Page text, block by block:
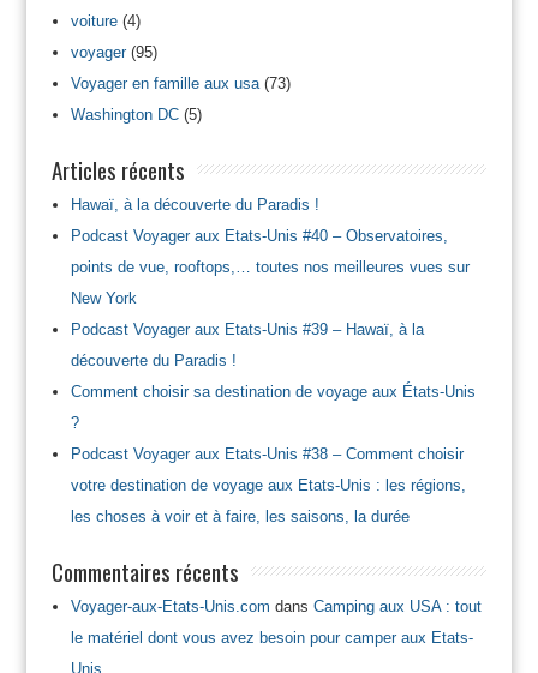
voiture(4)
voyager(95)
Voyager en famille aux usa(73)
Washington DC(5)
Articles récents
Hawaï, à la découverte du Paradis !
Podcast Voyager aux Etats-Unis #40 – Observatoires,
points de vue, rooftops,… toutes nos meilleures vues sur
New York
Podcast Voyager aux Etats-Unis #39 – Hawaï, à la
découverte du Paradis !
Comment choisir sa destination de voyage aux États-Unis
?
Podcast Voyager aux Etats-Unis #38 – Comment choisir
votre destination de voyage aux Etats-Unis : les régions,
les choses à voir et à faire, les saisons, la durée
Commentaires récents
Voyager-aux-Etats-Unis.com dans Camping aux USA : tout
le matériel dont vous avez besoin pour camper aux Etats-
Unis